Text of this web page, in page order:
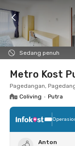
Sedang penuh
7 Agt
Foto Fasilitas
Metro Kost
Pagedangan,
Coliving • Putra
Anton